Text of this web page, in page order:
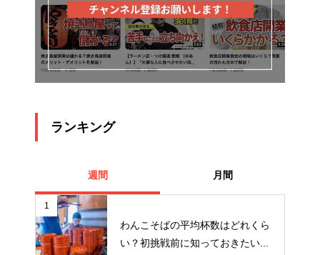
ランキング
週間 月間
1
わんこそばの平均杯数はどれくら
い？初挑戦前に知っておきたい...